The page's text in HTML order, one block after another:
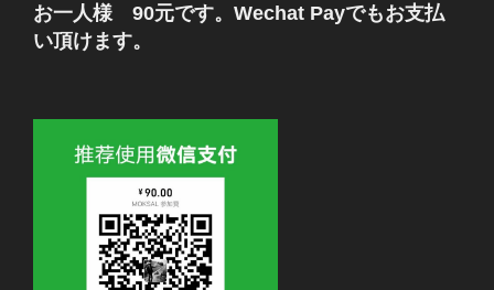
お一人様 90元です。Wechat Payでもお支払
い頂けます。